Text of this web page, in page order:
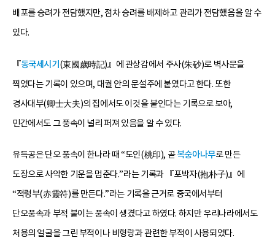
배포를 승려가 전담했지만, 점차 승려를 배제하고 관리가 전담했음을 알 수
있다.
『동국세시기 (東國歲時記)』에 관상감에서 주사(朱砂)로 벽사문을
찍었다는 기록이 있으며, 대궐 안의 문설주에 붙였다고 한다. 또한
경사대부(卿士大夫)의 집에서도 이것을 붙인다는 기록으로 보아,
민간에서도 그 풍속이 널리 퍼져 있음을 알 수 있다.
유득공은 단오 풍속이 한나라 때 “도인(桃印), 곧복숭아나무로 만든
도장으로 사악한 기운을 멈춘다.”라는 기록과 『포박자(抱朴子)』에
“적령부(赤靈符)를 만든다.”라는 기록을 근거로 중국에서부터
단오풍속과 부적 붙이는 풍속이 생겼다고 하였다. 하지만 우리나라에서도
처용의 얼굴을 그린 부적이나 비형랑과 관련한 부적이 사용되었다.